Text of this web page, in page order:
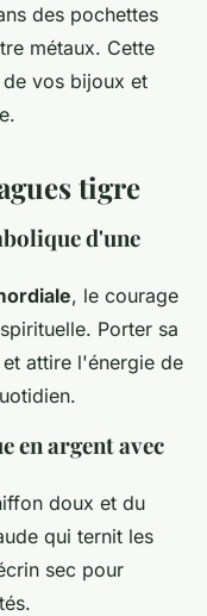
des pochettes
métaux. Cette
vos bijoux et
tigre
d'une
, le courage
Porter sa
attire l'énergie de
en argent avec
doux et du
qui ternit les
sec pour